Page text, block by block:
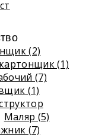
(2)
(1)
(7)
(1)
Маляр (5)
(7)